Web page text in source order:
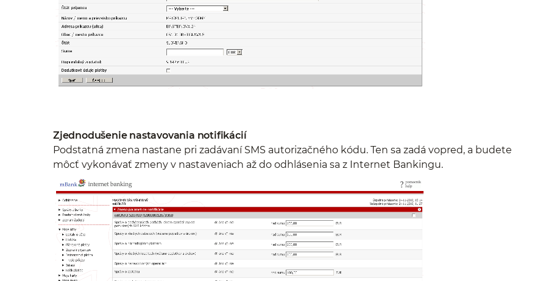
Zjednodušenie nastavovania notifikácií
Podstatná zmena nastane pri zadávaní SMS autorizačného kódu. Ten sa zadá vopred, a budete
môcť vykonávať zmeny v nastaveniach až do odhlásenia sa z Internet Bankingu.